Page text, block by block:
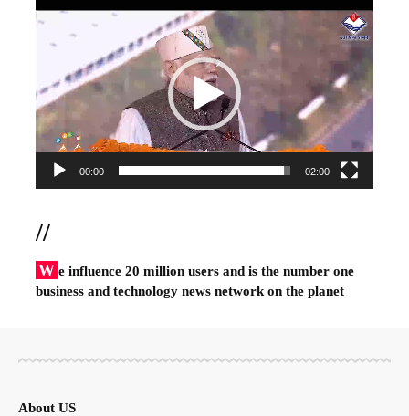
Video
00:00 02:00
//
W e influence 20 million users and is the number one
business and technology news network on the planet
About US